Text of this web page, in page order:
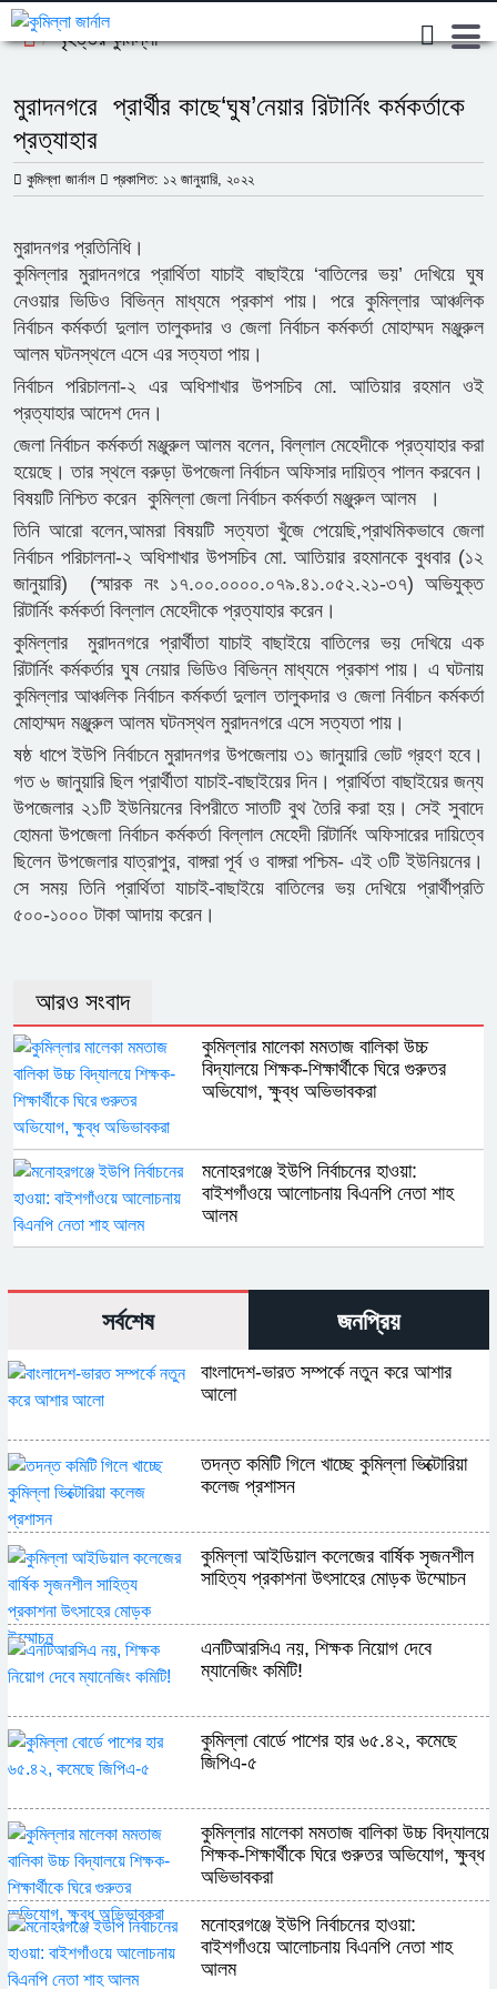
বৃহত্তর কুমিল্লা
মুরাদনগরে প্রার্থীর কাছে‘ঘুষ’নেয়ার রিটার্নিং কর্মকর্তাকে
প্রত্যাহার
কুমিল্লা জার্নাল প্রকাশিত: ১২ জানুয়ারি, ২০২২
মুরাদনগর প্রতিনিধি।
কুমিল্লার মুরাদনগরে প্রার্থিতা যাচাই বাছাইয়ে ‘বাতিলের ভয়’ দেখিয়ে ঘুষ
নেওয়ার ভিডিও বিভিন্ন মাধ্যমে প্রকাশ পায়। পরে কুমিল্লার আঞ্চলিক
নির্বাচন কর্মকর্তা দুলাল তালুকদার ও জেলা নির্বাচন কর্মকর্তা মোহাম্মদ মঞ্জুরুল
আলম ঘটনস্থলে এসে এর সত্যতা পায়।
নির্বাচন পরিচালনা-২ এর অধিশাখার উপসচিব মো. আতিয়ার রহমান ওই
প্রত্যাহার আদেশ দেন।
জেলা নির্বাচন কর্মকর্তা মঞ্জুরুল আলম বলেন, বিল্লাল মেহেদীকে প্রত্যাহার করা
হয়েছে। তার স্থলে বরুড়া উপজেলা নির্বাচন অফিসার দায়িত্ব পালন করবেন।
বিষয়টি নিশ্চিত করেন কুমিল্লা জেলা নির্বাচন কর্মকর্তা মঞ্জুরুল আলম ।
তিনি আরো বলেন,আমরা বিষয়টি সত্যতা খুঁজে পেয়েছি,প্রাথমিকভাবে জেলা
নির্বাচন পরিচালনা-২ অধিশাখার উপসচিব মো. আতিয়ার রহমানকে বুধবার (১২
জানুয়ারি) (স্মারক নং ১৭.০০.০০০০.০৭৯.৪১.০৫২.২১-৩৭) অভিযুক্ত
রিটার্নিং কর্মকর্তা বিল্লাল মেহেদীকে প্রত্যাহার করেন।
কুমিল্লার মুরাদনগরে প্রার্থীতা যাচাই বাছাইয়ে বাতিলের ভয় দেখিয়ে এক
রিটার্নিং কর্মকর্তার ঘুষ নেয়ার ভিডিও বিভিন্ন মাধ্যমে প্রকাশ পায়। এ ঘটনায়
কুমিল্লার আঞ্চলিক নির্বাচন কর্মকর্তা দুলাল তালুকদার ও জেলা নির্বাচন কর্মকর্তা
মোহাম্মদ মঞ্জুরুল আলম ঘটনস্থল মুরাদনগরে এসে সত্যতা পায়।
ষষ্ঠ ধাপে ইউপি নির্বাচনে মুরাদনগর উপজেলায় ৩১ জানুয়ারি ভোট গ্রহণ হবে।
গত ৬ জানুয়ারি ছিল প্রার্থীতা যাচাই-বাছাইয়ের দিন। প্রার্থিতা বাছাইয়ের জন্য
উপজেলার ২১টি ইউনিয়নের বিপরীতে সাতটি বুথ তৈরি করা হয়। সেই সুবাদে
হোমনা উপজেলা নির্বাচন কর্মকর্তা বিল্লাল মেহেদী রিটার্নিং অফিসারের দায়িত্বে
ছিলেন উপজেলার যাত্রাপুর, বাঙ্গরা পূর্ব ও বাঙ্গরা পশ্চিম- এই ৩টি ইউনিয়নের।
সে সময় তিনি প্রার্থিতা যাচাই-বাছাইয়ে বাতিলের ভয় দেখিয়ে প্রার্থীপ্রতি
৫০০-১০০০ টাকা আদায় করেন।
আরও সংবাদ
কুমিল্লার মালেকা মমতাজ বালিকা উচ্চ
বিদ্যালয়ে শিক্ষক-শিক্ষার্থীকে ঘিরে গুরুতর
অভিযোগ, ক্ষুব্ধ অভিভাবকরা
মনোহরগঞ্জে ইউপি নির্বাচনের হাওয়া:
বাইশগাঁওয়ে আলোচনায় বিএনপি নেতা শাহ
আলম
সর্বশেষ জনপ্রিয়
বাংলাদেশ-ভারত সম্পর্কে নতুন করে আশার
আলো
তদন্ত কমিটি গিলে খাচ্ছে কুমিল্লা ভিক্টোরিয়া
কলেজ প্রশাসন
কুমিল্লা আইডিয়াল কলেজের বার্ষিক সৃজনশীল
সাহিত্য প্রকাশনা উৎসাহের মোড়ক উম্মোচন
এনটিআরসিএ নয়, শিক্ষক নিয়োগ দেবে
ম্যানেজিং কমিটি!
কুমিল্লা বোর্ডে পাশের হার ৬৫.৪২, কমেছে
জিপিএ-৫
কুমিল্লার মালেকা মমতাজ বালিকা উচ্চ বিদ্যালয়ে
শিক্ষক-শিক্ষার্থীকে ঘিরে গুরুতর অভিযোগ, ক্ষুব্ধ
অভিভাবকরা
মনোহরগঞ্জে ইউপি নির্বাচনের হাওয়া:
বাইশগাঁওয়ে আলোচনায় বিএনপি নেতা শাহ
আলম